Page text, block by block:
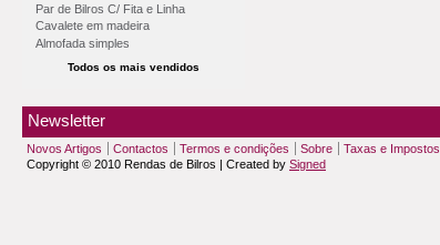
Par de Bilros C/ Fita e Linha
Cavalete em madeira
Almofada simples
Todos os mais vendidos
Newsletter
Novos Artigos Contactos Termos e condições Sobre
Taxas e Impostos
Copyright © 2010 Rendas de Bilros | Created by Signed